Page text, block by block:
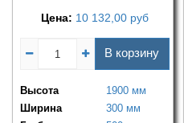
Цена: 10 132,00 руб
В корзину
Высота
1900 мм
Ширина
300 мм